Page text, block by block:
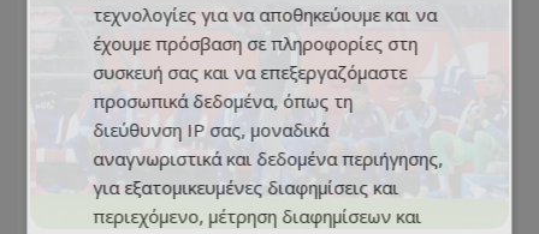
τεχνολογίες για να αποθηκεύουμε και να
έχουμε πρόσβαση σε πληροφορίες στη
συσκευή σας και να επεξεργαζόμαστε
προσωπικά δεδομένα, όπως τη
διεύθυνση IP σας, μοναδικά
αναγνωριστικά και δεδομένα περιήγησης,
για εξατομικευμένες διαφημίσεις και
περιεχόμενο, μέτρηση διαφημίσεων και